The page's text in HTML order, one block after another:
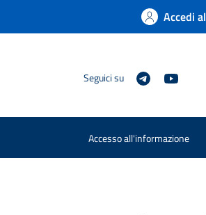
Accedi
Seguici su
Accesso all'informazione